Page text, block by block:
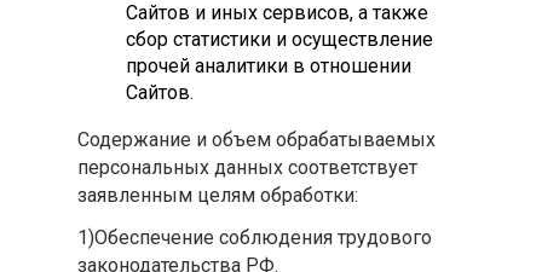
Сайтов и иных сервисов, а также
сбор статистики и осуществление
прочей аналитики в отношении
Сайтов.
Содержание и объем обрабатываемых
персональных данных соответствует
заявленным целям обработки:
1)Обеспечение соблюдения трудового
законодательства РФ.